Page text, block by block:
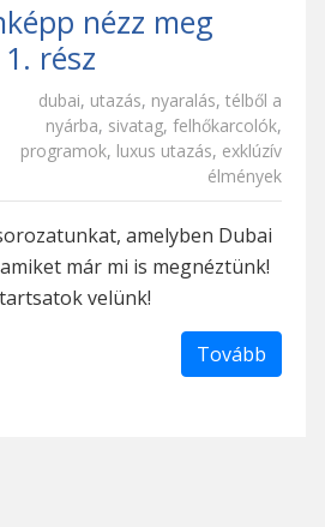
nézz meg
rész
dubai, utazás, nyaralás, télből a
nyárba, sivatag, felhőkarcolók,
programok, luxus utazás, exklúzív
élmények
amelyben Dubai
már mi is megnéztünk!
velünk!
Tovább